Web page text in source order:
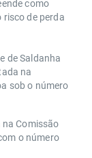
como
risco de perda
de Saldanha
na
sob o número
Comissão
o número